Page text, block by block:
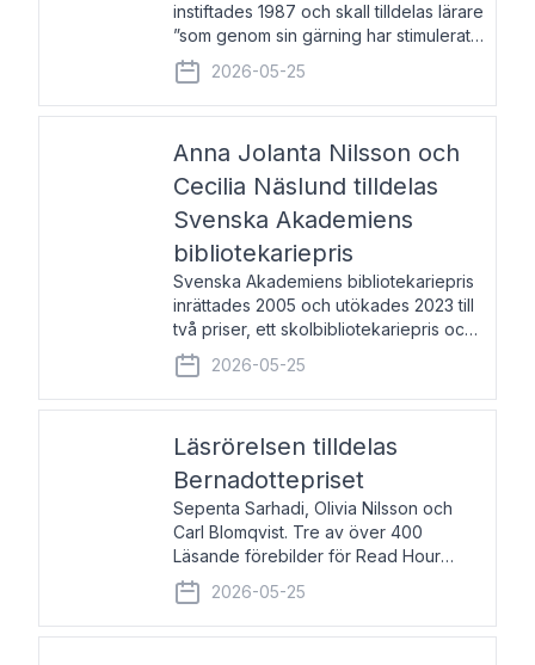
instiftades 1987 och skall tilldelas lärare
”som genom sin gärning har stimulerat
intresset hos unga människor för
svenska språket och litteraturen”.
Prisutdelning och samtal med
2026-05-25
Anna Jolanta Nilsson och
Cecilia Näslund tilldelas
Svenska Akademiens
bibliotekariepris
Svenska Akademiens bibliotekariepris
inrättades 2005 och utökades 2023 till
två priser, ett skolbibliotekariepris och
ett folkbibliotekariepris. Priserna skall
tilldelas bibliotekarier vid svenska folk-
och skolbibliotek som gjort värdefull
2026-05-25
Läsrörelsen tilldelas
Bernadottepriset
Sepenta Sarhadi, Olivia Nilsson och
Carl Blomqvist. Tre av över 400
Läsande förebilder för Read Hour
Sverige. Foto: Michael Wall. Den ideella
föreningen Läsrörelsen tilldelas
Bernadottepriset 2026 för att den
2026-05-25